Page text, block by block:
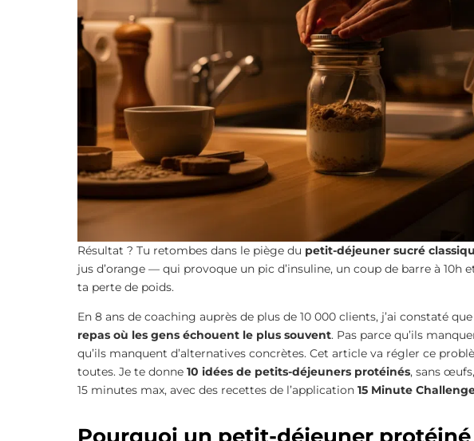
Résultat ? Tu retombes dans le piège du petit-déjeuner sucré
jus d’orange — qui provoque un pic d’insuline, un coup de barre à 10h
ta perte de poids.
En 8 ans de coaching auprès de plus de 10 000 clients, j’ai constaté que
repas où les gens échouent le plus souvent. Pas parce qu’ils
qu’ils manquent d’alternatives concrètes. Cet article va régler ce
toutes. Je te donne 10 idées de petits-déjeuners protéinés, sans
15 minutes max, avec des recettes de l’application 15 Minute